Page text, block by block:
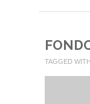
TAGGED WITH